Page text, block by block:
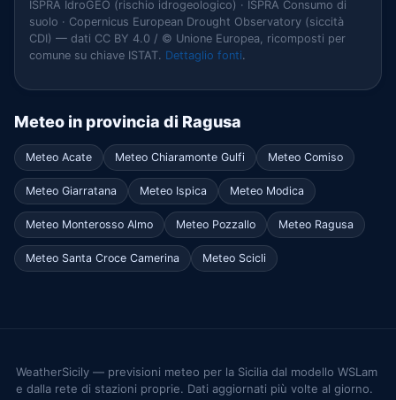
ISPRA IdroGEO (rischio idrogeologico) · ISPRA Consumo di
suolo · Copernicus European Drought Observatory (siccità
CDI) — dati CC BY 4.0 / © Unione Europea, ricomposti per
comune su chiave ISTAT. Dettaglio fonti.
Meteo in provincia di Ragusa
Meteo Acate Meteo Chiaramonte Gulfi Meteo Comiso
Meteo Giarratana Meteo Ispica Meteo Modica
Meteo Monterosso Almo Meteo Pozzallo Meteo Ragusa
Meteo Santa Croce Camerina Meteo Scicli
WeatherSicily — previsioni meteo per la Sicilia dal modello WSLam
e dalla rete di stazioni proprie. Dati aggiornati più volte al giorno.